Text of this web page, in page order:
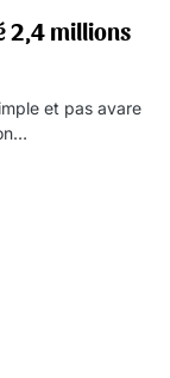
2,4 millions
et pas avare